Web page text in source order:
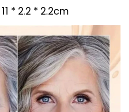
11 * 2.2 * 2.2cm